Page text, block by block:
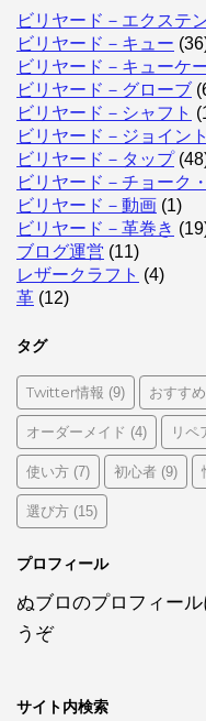
ビリヤード－エクステ
ビリヤード－キュー
ビリヤード－キューケ
ビリヤード－グローブ
ビリヤード－シャフト
ビリヤード－ジョイン
ビリヤード－タップ
ビリヤード－チョーク
ビリヤード－動画 (1)
ビリヤード－革巻き
ブログ運営 (11)
レザークラフト (4)
革 (12)
タグ
Twitter情報 (9) おすすめ
オーダーメイド (4) リペ
使い方 (7) 初心者 (9)
選び方 (15)
プロフィール
ぬブロのプロフィー
うぞ
サイト内検索